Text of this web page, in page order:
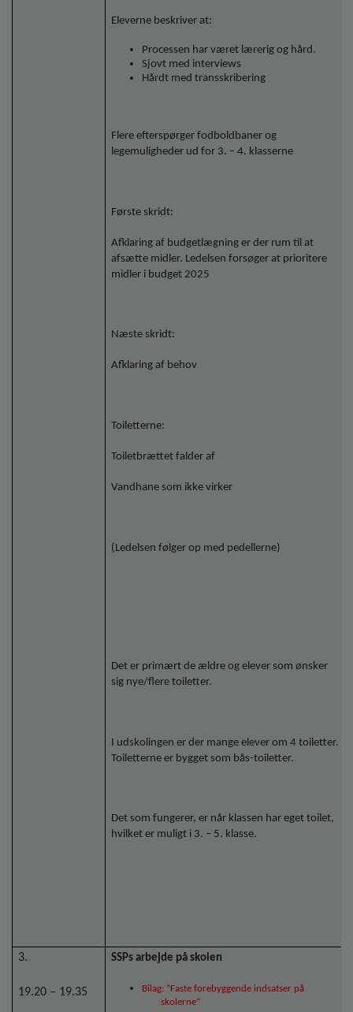
Eleverne beskriver at:
Processen har været lærerig og hård.
Sjovt med interviews
Hårdt med transskribering
Flere efterspørger fodboldbaner og
legemuligheder ud for 3. – 4. klasserne
Første skridt:
Afklaring af budgetlægning er der rum til at
afsætte midler. Ledelsen forsøger at prioritere
midler i budget 2025
Næste skridt:
Afklaring af behov
Toiletterne:
Toiletbrættet falder af
Vandhane som ikke virker
(Ledelsen følger op med pedellerne)
Det er primært de ældre og elever som ønsker
sig nye/flere toiletter.
I udskolingen er der mange elever om 4 toiletter.
Toiletterne er bygget som bås-toiletter.
Det som fungerer, er når klassen har eget toilet,
hvilket er muligt i 3. – 5. klasse.
3.
19.20 – 19.35
SSPs arbejde på skolen
Bilag: ”Faste forebyggende indsatser på
skolerne”